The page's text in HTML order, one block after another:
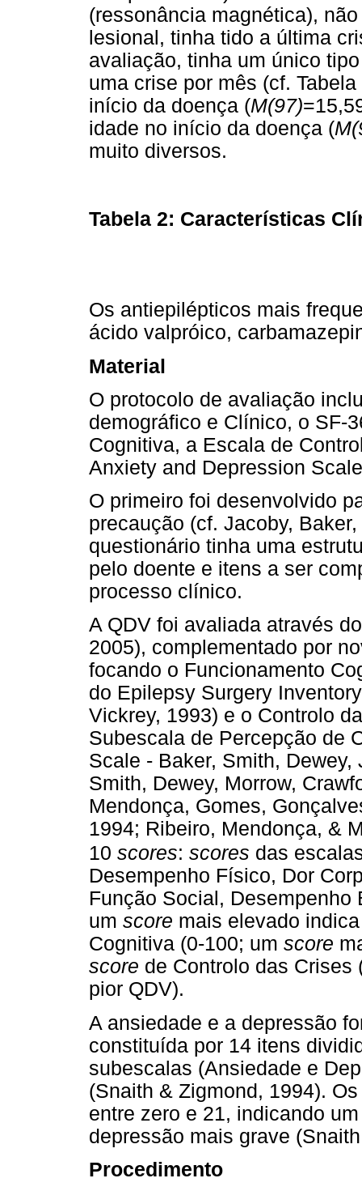
(ressonância magnética),
lesional, tinha tido a última
avaliação, tinha um único
uma crise por mês (cf.
início da doença (M(97)
idade no início da doença (
muito diversos.
Tabela 2: Características
Os antiepilépticos mais
ácido valpróico,
Material
O protocolo de avaliação
demográfico e Clínico, o SF-
Cognitiva, a Escala de
Anxiety and Depression
O primeiro foi desenvolvido
precaução (cf. Jacoby,
questionário tinha uma
pelo doente e itens a ser
processo clínico.
A QDV foi avaliada através
2005), complementado por
focando o Funcionamento
do Epilepsy Surgery
Vickrey, 1993) e o Controlo
Subescala de Percepção de
Scale - Baker, Smith,
Smith, Dewey, Morrow,
Mendonça, Gomes,
1994; Ribeiro, Mendonça, &
10 scores: scores das
Desempenho Físico, Dor
Função Social,
um score mais elevado
Cognitiva (0-100; um score
score de Controlo das Crises
pior QDV).
A ansiedade e a depressão
constituída por 14 itens
subescalas (Ansiedade e
(Snaith & Zigmond, 1994).
entre zero e 21, indicando
depressão mais grave
Procedimento